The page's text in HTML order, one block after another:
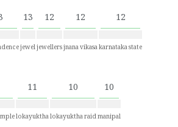
13
jewel
12
jewellers
12
jnana vikasa
12
karnataka state
11
lokayuktha
10
lokayuktha raid
10
manipal